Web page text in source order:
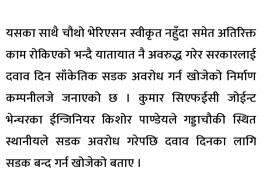
यसका साथै चौथो भेरिएसन स्वीकृत नहुँदा समेत अतिरिक्त
काम रोकिएको भन्दै यातायात नै अवरुद्ध गरेर सरकारलाई
दवाव दिन साँकेतिक सडक अवरोध गर्न खोजेको निर्माण
कम्पनीलजे जनाएको छ । कुमार सिएफईसी जोईन्ट
भेन्चरका ईन्जिनियर किशोर पाण्डेयले गड्डाचौकी स्थित
स्थानीयले सडक अवरोध गरेपछि दवाव दिनका लागि
सडक बन्द गर्न खोजेको बताए ।